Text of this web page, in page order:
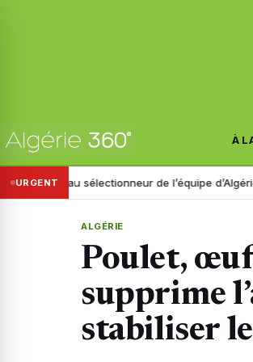
À
URGENT
sélectionneur de l’équipe d’Algérie : la FAF
ALGÉRIE
Poulet,
supprime
stabiliser